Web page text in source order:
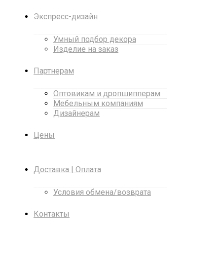
Экспресс-дизайн
Умный подбор декора
Изделие на заказ
Партнерам
Оптовикам и дропшипперам
Мебельным компаниям
Дизайнерам
Цены
Доставка | Оплата
Условия обмена/возврата
Контакты